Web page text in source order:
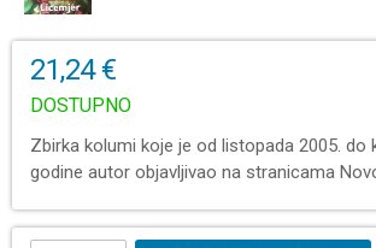
21,24 €
DOSTUPNO
Zbirka kolumi koje je od listopada 2005. do
godine autor objavljivao na stranicama